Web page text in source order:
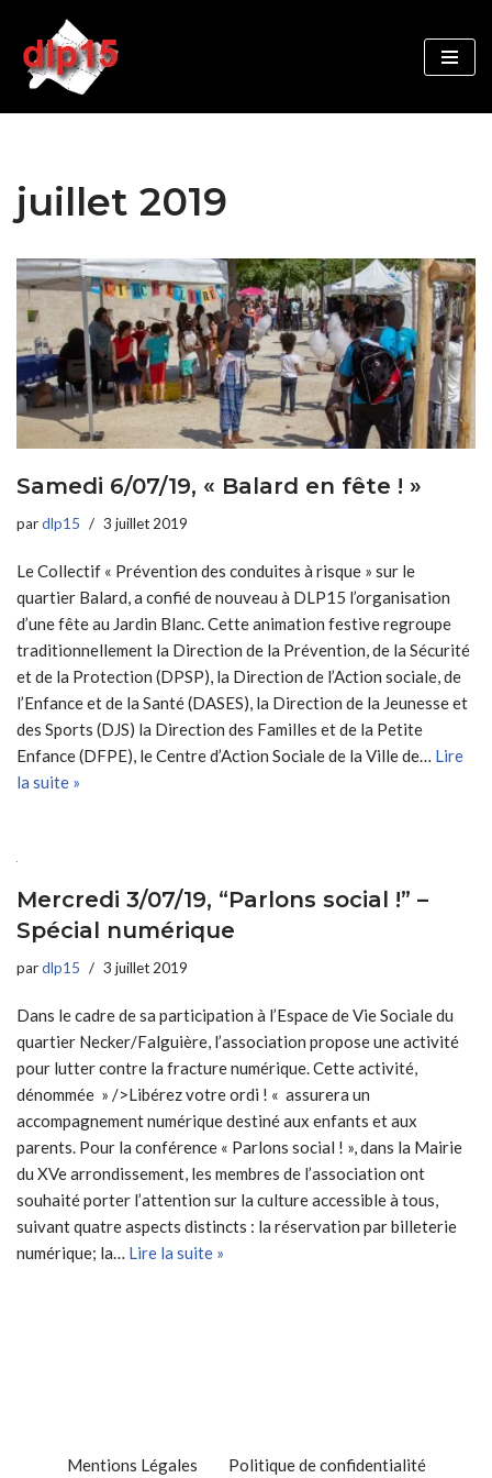
Aller
au
contenu
juillet 2019
Samedi 6/07/19, « Balard en fête ! »
pardlp15 3 juillet 2019
Le Collectif « Prévention des conduites à risque » sur le
quartier Balard, a confié de nouveau à DLP15 l’organisation
d’une fête au Jardin Blanc. Cette animation festive regroupe
traditionnellement la Direction de la Prévention, de la Sécurité
et de la Protection (DPSP), la Direction de l’Action sociale, de
l’Enfance et de la Santé (DASES), la Direction de la Jeunesse et
des Sports (DJS) la Direction des Familles et de la Petite
Enfance (DFPE), le Centre d’Action Sociale de la Ville de… Lire
la suite »
Mercredi 3/07/19, “Parlons social !” –
Spécial numérique
pardlp15 3 juillet 2019
Dans le cadre de sa participation à l’Espace de Vie Sociale du
quartier Necker/Falguière, l’association propose une activité
pour lutter contre la fracture numérique. Cette activité,
dénommée » />Libérez votre ordi ! « assurera un
accompagnement numérique destiné aux enfants et aux
parents. Pour la conférence « Parlons social ! », dans la Mairie
du XVe arrondissement, les membres de l’association ont
souhaité porter l’attention sur la culture accessible à tous,
suivant quatre aspects distincts : la réservation par billeterie
numérique; la… Lire la suite »
Mentions Légales Politique de confidentialité